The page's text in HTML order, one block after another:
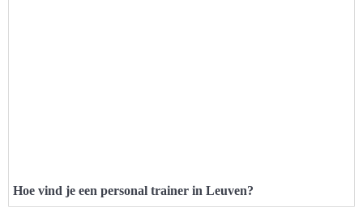
Hoe vind je een personal trainer in Leuven?